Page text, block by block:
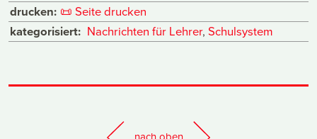
drucken: 📜 Seite drucken
kategorisiert: Nachrichten für Lehrer, Schulsystem